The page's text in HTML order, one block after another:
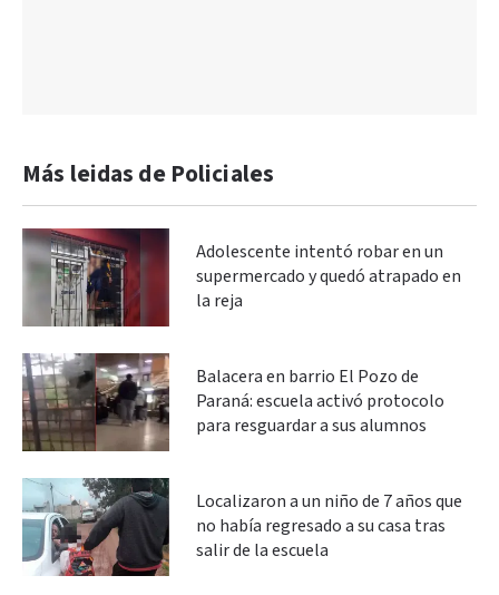
Más leidas de Policiales
Adolescente intentó robar en un
supermercado y quedó atrapado en
la reja
Balacera en barrio El Pozo de
Paraná: escuela activó protocolo
para resguardar a sus alumnos
Localizaron a un niño de 7 años que
no había regresado a su casa tras
salir de la escuela